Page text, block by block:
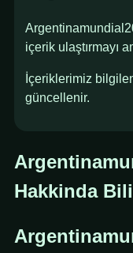
içerik ulaştırmayı
İçeriklerimiz
güncellenir.
Hakkinda